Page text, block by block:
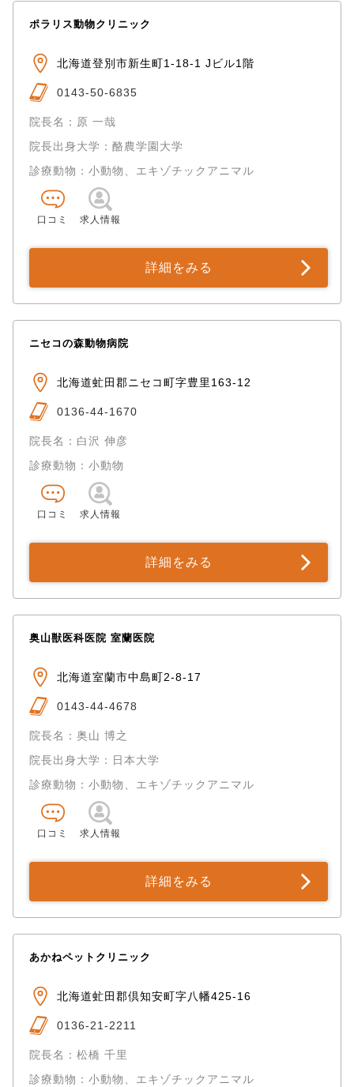
ポラリス動物クリニック
北海道登別市新生町1-18-1 Jビル1階
0143-50-6835
院長名：原 一哉
院長出身大学：酪農学園大学
診療動物：小動物、エキゾチックアニマル
口コミ 求人情報
詳細をみる
ニセコの森動物病院
北海道虻田郡ニセコ町字豊里163-12
0136-44-1670
院長名：白沢 伸彦
診療動物：小動物
口コミ 求人情報
詳細をみる
奥山獣医科医院 室蘭医院
北海道室蘭市中島町2-8-17
0143-44-4678
院長名：奥山 博之
院長出身大学：日本大学
診療動物：小動物、エキゾチックアニマル
口コミ 求人情報
詳細をみる
あかねペットクリニック
北海道虻田郡倶知安町字八幡425-16
0136-21-2211
院長名：松橋 千里
診療動物：小動物、エキゾチックアニマル